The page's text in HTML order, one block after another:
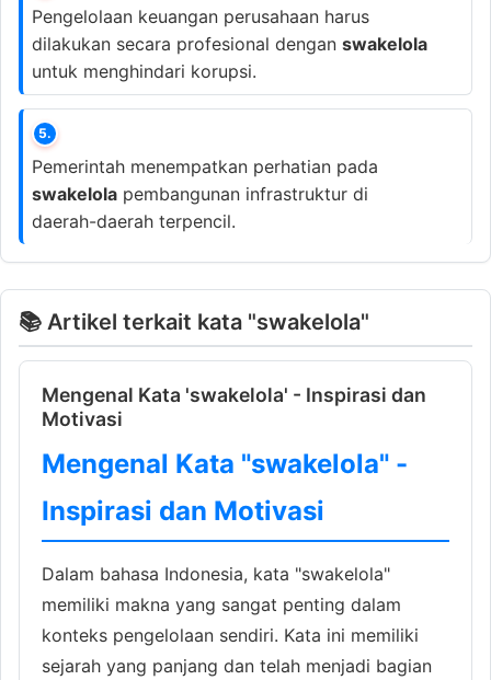
Pengelolaan keuangan perusahaan harus
dilakukan secara profesional dengan swakelola
untuk menghindari korupsi.
5.
Pemerintah menempatkan perhatian pada
swakelola pembangunan infrastruktur di
daerah-daerah terpencil.
📚 Artikel terkait kata "swakelola"
Mengenal Kata 'swakelola' - Inspirasi dan
Motivasi
Mengenal Kata "swakelola" -
Inspirasi dan Motivasi
Dalam bahasa Indonesia, kata "swakelola"
memiliki makna yang sangat penting dalam
konteks pengelolaan sendiri. Kata ini memiliki
sejarah yang panjang dan telah menjadi bagian